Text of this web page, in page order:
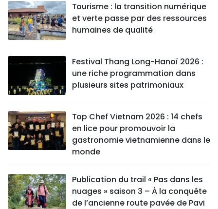
Tourisme : la transition numérique
et verte passe par des ressources
humaines de qualité
Festival Thang Long-Hanoï 2026 :
une riche programmation dans
plusieurs sites patrimoniaux
Top Chef Vietnam 2026 : 14 chefs
en lice pour promouvoir la
gastronomie vietnamienne dans le
monde
Publication du trail « Pas dans les
nuages » saison 3 – À la conquête
de l’ancienne route pavée de Pavi